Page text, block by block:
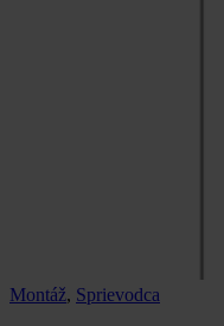
Montáž, Sprievodca